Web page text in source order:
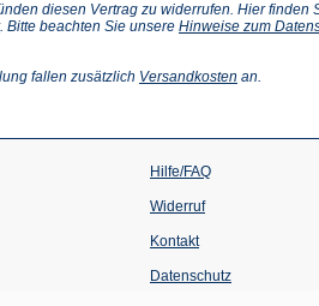
diesen Vertrag zu widerrufen. Hier finden
(Öffnet
neuen
. Bitte beachten Sie unsere Hinweise zum
fallen zusätzlich Versandkosten (Öffnet
Tab)
an.
Hilfe/FAQ
Widerruf
Kontakt
Datenschutz